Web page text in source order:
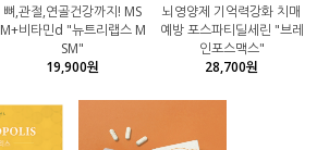
뼈,관절,연골건강까지! MS
M+비타민d "뉴트리랩스 M
SM"
19,900원
뇌영양제 기억력강화 치매
예방 포스파티딜세린 "브레
인포스맥스"
28,700원